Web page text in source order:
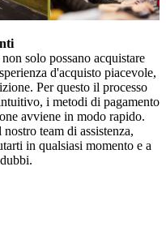
solo possano acquistare
d'acquisto piacevole,
Per questo il processo
i metodi di pagamento
avviene in modo rapido.
team di assistenza,
in qualsiasi momento e a